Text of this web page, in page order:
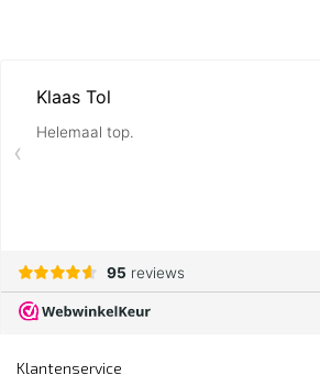
Klantenservice